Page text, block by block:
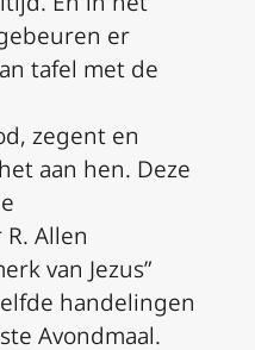
er
tafel met de
zegent en
aan hen. Deze
Allen
van Jezus”
handelingen
Avondmaal.